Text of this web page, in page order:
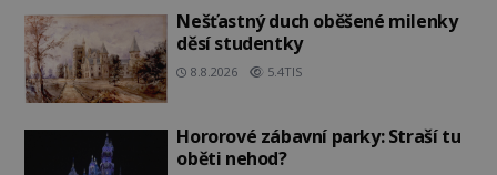
Nešťastný duch oběšené milenky
děsí studentky
8.8.2026 5.4TIS
Hororové zábavní parky: Straší tu
oběti nehod?